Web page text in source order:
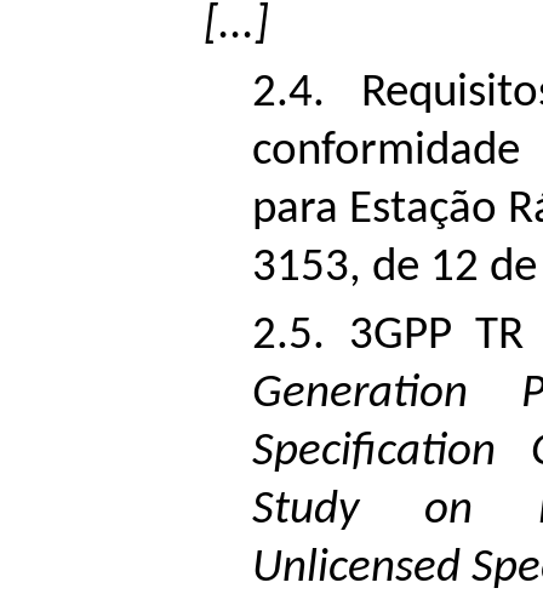
[...]
2.4.
para Estação
3153, de 12
2.5. 3GPP
Generation
Specification
Study on
Unlicensed